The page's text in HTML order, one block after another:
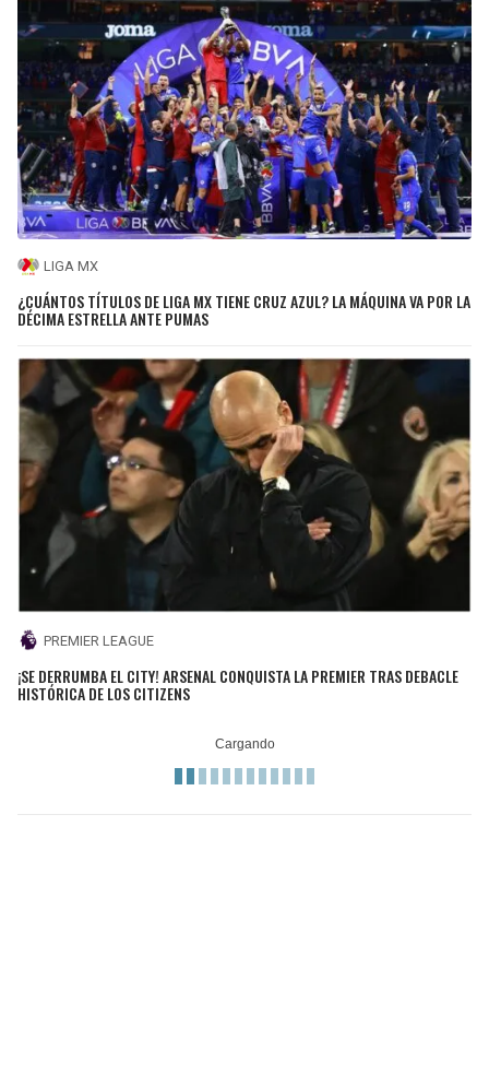
LIGA MX
¿CUÁNTOS TÍTULOS DE LIGA MX TIENE CRUZ AZUL? LA MÁQUINA VA POR LA
DÉCIMA ESTRELLA ANTE PUMAS
PREMIER LEAGUE
¡SE DERRUMBA EL CITY! ARSENAL CONQUISTA LA PREMIER TRAS DEBACLE
HISTÓRICA DE LOS CITIZENS